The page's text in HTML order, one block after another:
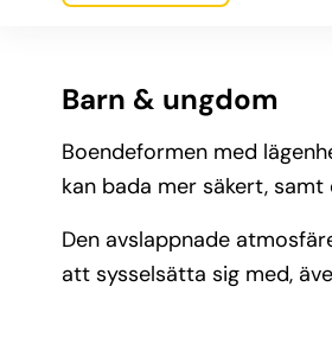
Barn & ungdom
Boendeformen med
kan bada mer säkert,
Den avslappnade
att sysselsätta sig med,